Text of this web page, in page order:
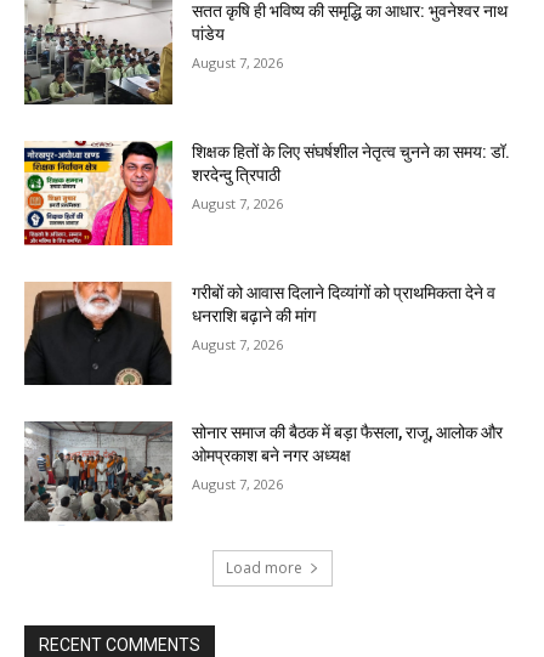
सतत कृषि ही भविष्य की समृद्धि का आधार: भुवनेश्वर नाथ
पांडेय
August 7, 2026
शिक्षक हितों के लिए संघर्षशील नेतृत्व चुनने का समय: डॉ.
शरदेन्दु त्रिपाठी
August 7, 2026
गरीबों को आवास दिलाने दिव्यांगों को प्राथमिकता देने व
धनराशि बढ़ाने की मांग
August 7, 2026
सोनार समाज की बैठक में बड़ा फैसला, राजू, आलोक और
ओमप्रकाश बने नगर अध्यक्ष
August 7, 2026
Load more
RECENT COMMENTS